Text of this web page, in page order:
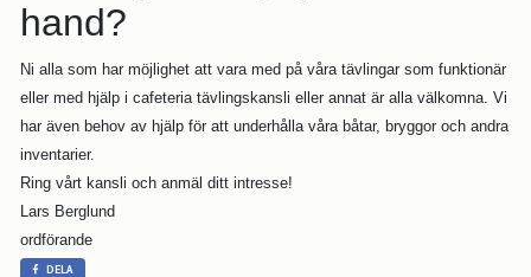
hand?
Ni alla som har möjlighet att vara med på våra tävlingar som funktionär
eller med hjälp i cafeteria tävlingskansli eller annat är alla välkomna. Vi
har även behov av hjälp för att underhålla våra båtar, bryggor och andra
inventarier.
Ring vårt kansli och anmäl ditt intresse!
Lars Berglund
ordförande
DELA